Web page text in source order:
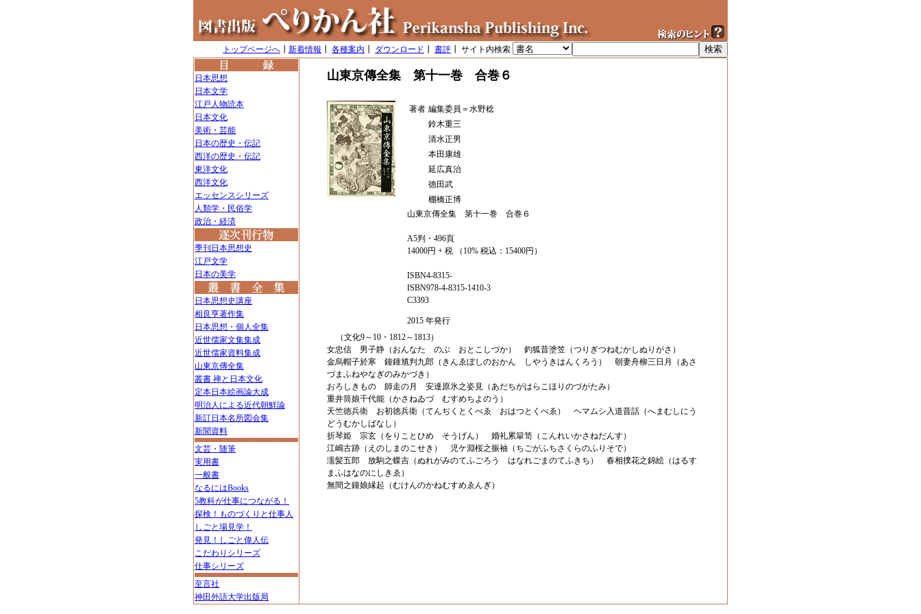
トップページへ 新着情報 各種案内 ダウンロード 書評 ┃ サイト内検索
日本思想
日本文学
江戸人物読本
日本文化
美術・芸能
日本の歴史・伝記
西洋の歴史・伝記
東洋文化
西洋文化
エッセンスシリーズ
人類学・民俗学
政治・経済
季刊日本思想史
江戸文学
日本の美学
日本思想史講座
相良亨著作集
日本思想・個人全集
近世儒家文集集成
近世儒家資料集成
山東京傳全集
叢書 禅と日本文化
定本日本絵画論大成
明治人による近代朝鮮論
新訂日本名所図会集
新聞資料
文芸・随筆
実用書
一般書
なるにはBooks
5教科が仕事につながる！
探検！ものづくりと仕事人
しごと場見学！
発見！しごと偉人伝
こだわりシリーズ
仕事シリーズ
至言社
神田外語大学出版局
山東京傳全集 第十一巻 合巻６
著者 編集委員＝水野稔
鈴木重三
清水正男
本田康雄
延広真治
徳田武
棚橋正博
山東京傳全集 第十一巻 合巻６
A5判・496頁
14000円 + 税 （10% 税込：15400円）
ISBN4-8315-
ISBN978-4-8315-1410-3
C3393
2015 年発行
（文化9～10・1812～1813）
女忠信 男子静（おんなたゞのぶ おとこしづか） 釣狐昔塗笠（つりぎつねむかしぬりがさ）
金烏帽子於寒 鐘鍾馗判九郎（きんゑぼしのおかん しやうきはんくろう） 朝妻舟柳三日月（あさ
づまふねやなぎのみかづき）
おろしきもの 師走の月 安達原氷之姿見（あだちがはらこほりのづがたみ）
重井筒娘千代能（かさねゐづゝむすめちよのう）
天竺徳兵衛 お初徳兵衛（てんぢくとくべゑ おはつとくべゑ） ヘマムシ入道昔話（へまむしにう
どうむかしばなし）
折琴姫 宗玄（をりことひめ そうげん） 婚礼累簞笥（こんれいかさねだんす）
江嶋古跡（えのしまのこせき） 児ケ淵桜之振袖（ちごがふちさくらのふりそで）
濡髪五郎 放駒之蝶吉（ぬれがみのてふごろう はなれごまのてふきち） 春相撲花之錦絵（はるす
まふはなのにしきゑ）
無間之鐘娘縁起（むけんのかねむすめゑんぎ）